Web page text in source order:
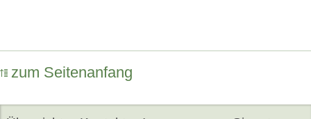
zum Seitenanfang